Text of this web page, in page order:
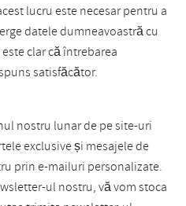
lucru este necesar pentru a
datele dumneavoastră cu
clar că întrebarea
satisfăcător.
nostru lunar de pe site-uri
exclusive și mesajele de
prin e-mailuri personalizate.
ul nostru, vă vom stoca